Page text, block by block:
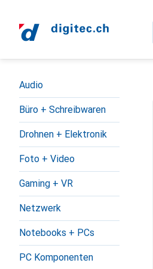
Navigation nach Kategorien
Audio
Büro + Schreibwaren
Drohnen + Elektronik
Foto + Video
Gaming + VR
Netzwerk
Notebooks + PCs
PC Komponenten